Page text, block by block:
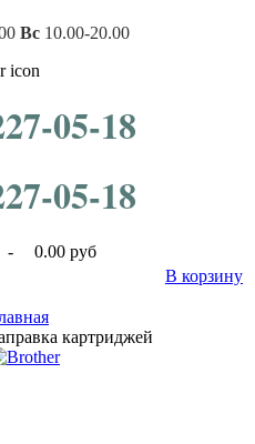
Вс 10.00-20.00
05-18
05-18
-
0.00 руб
В корзину
картриджей